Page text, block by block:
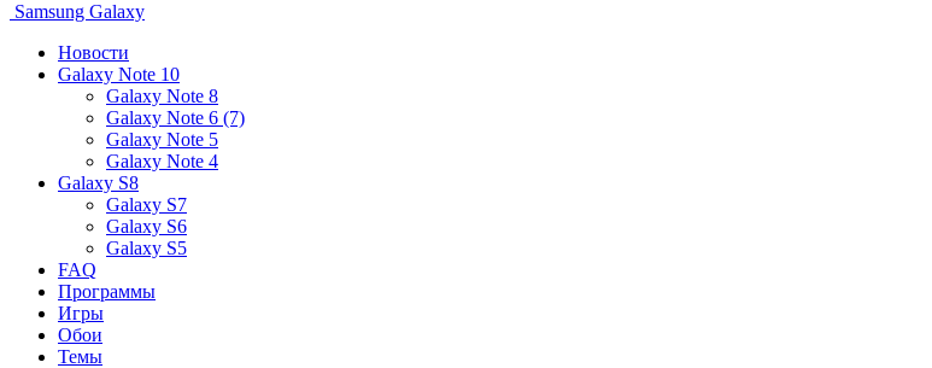
Samsung Galaxy
Новости
Galaxy Note 10
Galaxy Note 8
Galaxy Note 6 (7)
Galaxy Note 5
Galaxy Note 4
Galaxy S8
Galaxy S7
Galaxy S6
Galaxy S5
FAQ
Программы
Игры
Обои
Темы